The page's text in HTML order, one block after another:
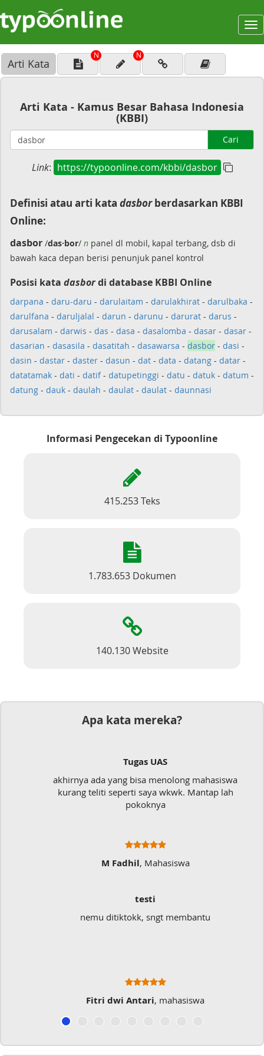
Arti Kata
N N
Arti Kata - Kamus Besar Bahasa Indonesia
(KBBI)
Cari
Link: https://typoonline.com/kbbi/dasbor
Definisi atau arti kata dasborberdasarkan KBBI
Online:
dasbor /das·bor/ n panel dl mobil, kapal terbang, dsb di
bawah kaca depan berisi penunjuk panel kontrol
Posisi kata dasbordi database KBBI Online
darpana - daru-daru - darulaitam - darulakhirat - darulbaka -
darulfana - daruljalal - darun - darunu - darurat - darus -
darusalam - darwis - das - dasa - dasalomba - dasar - dasar -
dasarian - dasasila - dasatitah - dasawarsa - dasbor - dasi -
dasin - dastar - daster - dasun - dat - data - datang - datar -
datatamak - dati - datif- datupetinggi - datu - datuk - datum -
datung - dauk - daulah - daulat - daulat - daunnasi
Informasi Pengecekan di Typoonline
415.253 Teks
1.783.653 Dokumen
140.130 Website
Apa kata mereka?
Tugas UAS
akhirnya ada yang bisa menolong mahasiswa
kurang teliti seperti saya wkwk. Mantap lah
pokoknya
M Fadhil, Mahasiswa
testi
nemu ditiktokk, sngt membantu
Fitri dwi Antari, mahasiswa